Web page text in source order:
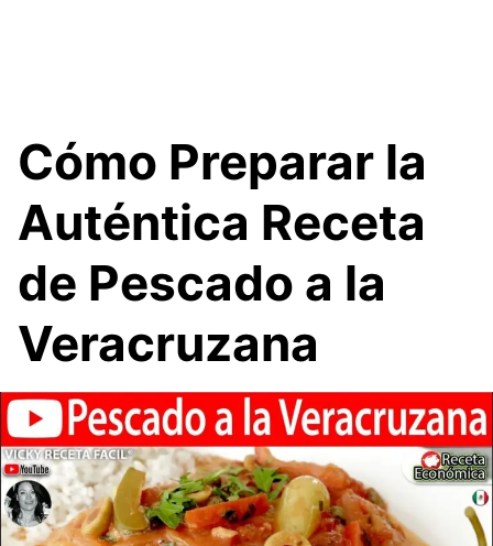
Cómo Preparar la
Auténtica Receta
de Pescado a la
Veracruzana